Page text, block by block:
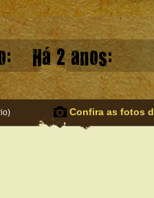
Há 2 anos:
) Confira as fotos